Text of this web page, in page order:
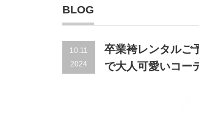
BLOG
10.11
2024
卒業袴レンタルご
で大人可愛いコー